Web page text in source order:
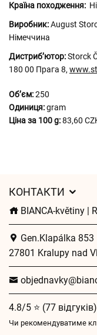
Країна походження:
Виробник:August
Німеччина
Дистриб’ютор:Storck
180 00 Прага 8,
Обʼєм:250
Одиниця:gram
Ціна за 100 g:83,60
КОНТАКТИ
BIANCA-květiny |
Gen.Klapálka 853
27801 Kralupy nad
4.8/5 ⭐ (77 відгуків)
Чи рекомендуватиме